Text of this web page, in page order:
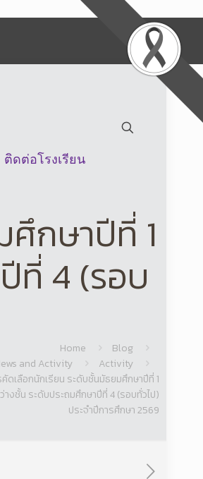
ติดต่อโรงเรียน
กษาปีที่ 1
ที่ 4 (รอบ
Home
Blog
and Activity
Activity
ดเลือกนักเรียน ระดับชั้นมัธยมศึกษาปีที่ 1
างชั้น ระดับประถมศึกษาปีที่ 4 (รอบทั่วไป)
ประจำปีการศึกษา 2569